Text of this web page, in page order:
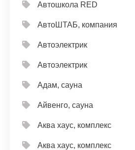
Автошкола RED
АвтоШТАБ, компания
Автоэлектрик
Автоэлектрик
Адам, сауна
Айвенго, сауна
Аква хаус, комплекс
Аква хаус, комплекс